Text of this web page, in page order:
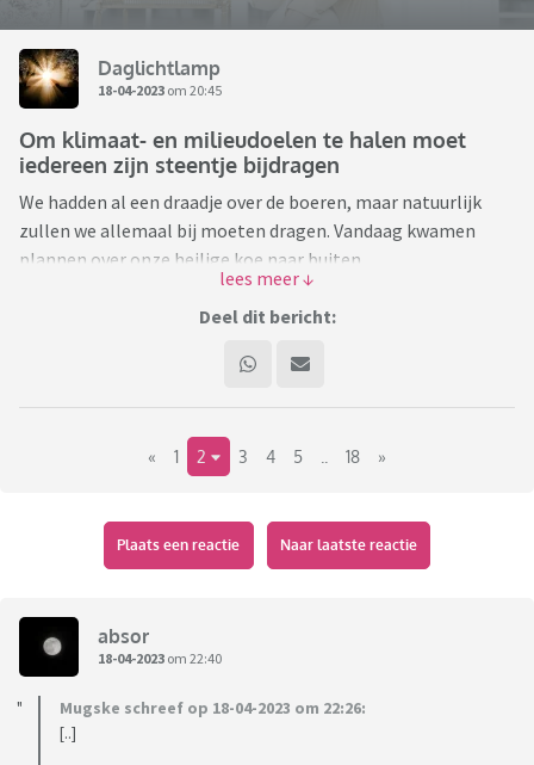
Daglichtlamp
18-04-2023 om 20:45
Om klimaat- en milieudoelen te halen moet
iedereen zijn steentje bijdragen
We hadden al een draadje over de boeren, maar natuurlijk
zullen we allemaal bij moeten dragen. Vandaag kwamen
plannen over onze heilige koe naar buiten.
https://nos.nl/artikel/2471933-kabinet-overweegt-
duurdere-brandstof-en-hogere-aanschafbelasting-
Toch wel even slikken om eerlijk te zijn, maar hopelijk
worden elektrische auto's hierdoor ook voor de kleine man
Deel dit bericht:
« 1 2 3 4 5 18 »
Plaats een reactie Naar laatste reactie
absor
18-04-2023 om 22:40
Mugske schreef op 18-04-2023 om 22:26:
[..]